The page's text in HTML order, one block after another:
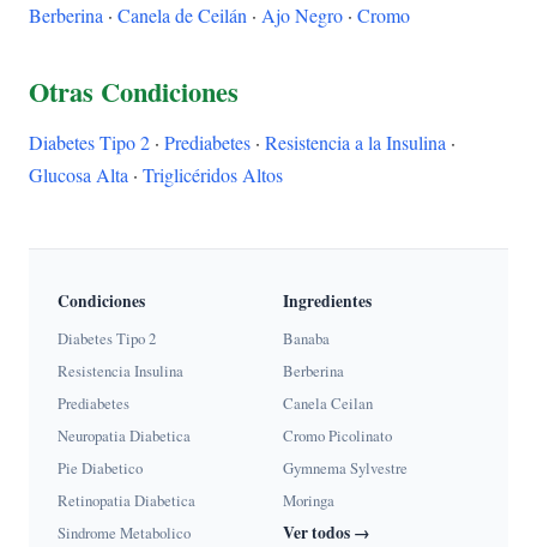
Berberina · Canela de Ceilán · Ajo Negro · Cromo
Otras Condiciones
Diabetes Tipo 2 · Prediabetes · Resistencia a la Insulina ·
Glucosa Alta · Triglicéridos Altos
Condiciones
Diabetes Tipo 2
Resistencia Insulina
Prediabetes
Neuropatia Diabetica
Pie Diabetico
Retinopatia Diabetica
Sindrome Metabolico
Ingredientes
Banaba
Berberina
Canela Ceilan
Cromo Picolinato
Gymnema Sylvestre
Moringa
Ver todos →